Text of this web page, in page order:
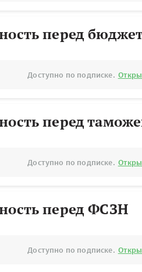
перед
Доступно по подписке.
перед
Доступно по подписке.
перед ФСЗН
Доступно по подписке.